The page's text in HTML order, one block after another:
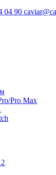
04 90
Pro Max